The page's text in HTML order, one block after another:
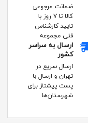
ضمانت مرجوعی
کالا تا ۷ روز با
تایید کارشناس
فنی مجموعه
ارسال به سراسر
کشور
ارسال سریع در
تهران و ارسال با
پست پیشتاز برای
شهرستان‌ها